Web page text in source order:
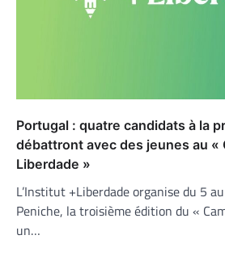
Portugal : quatre candidats à la
débattront avec des jeunes au «
Liberdade »
L’Institut +Liberdade organise du 5
Peniche, la troisième édition du «
un…